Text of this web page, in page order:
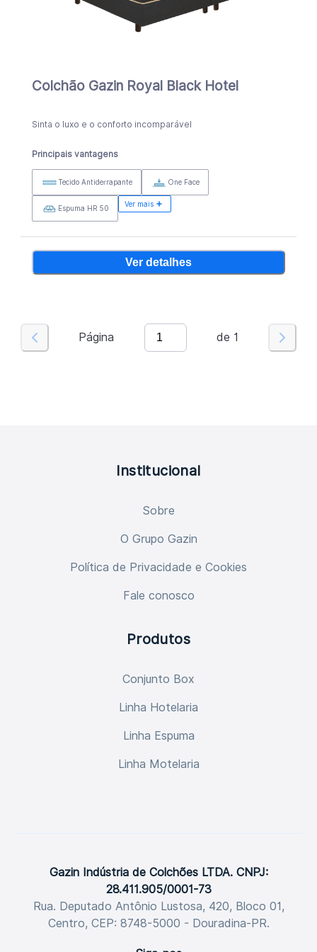
Colchão Gazin Royal Black Hotel
Sinta o luxo e o conforto incomparável
Principais vantagens
Tecido Antiderrapante One Face
Espuma HR 50
Ver mais
Ver detalhes
Página de 1
Institucional
Sobre
O Grupo Gazin
Política de Privacidade e Cookies
Fale conosco
Produtos
Conjunto Box
Linha Hotelaria
Linha Espuma
Linha Motelaria
Gazin Indústria de Colchões LTDA. CNPJ:
28.411.905/0001-73
Rua. Deputado Antônio Lustosa, 420, Bloco 01,
Centro, CEP: 8748-5000 - Douradina-PR.